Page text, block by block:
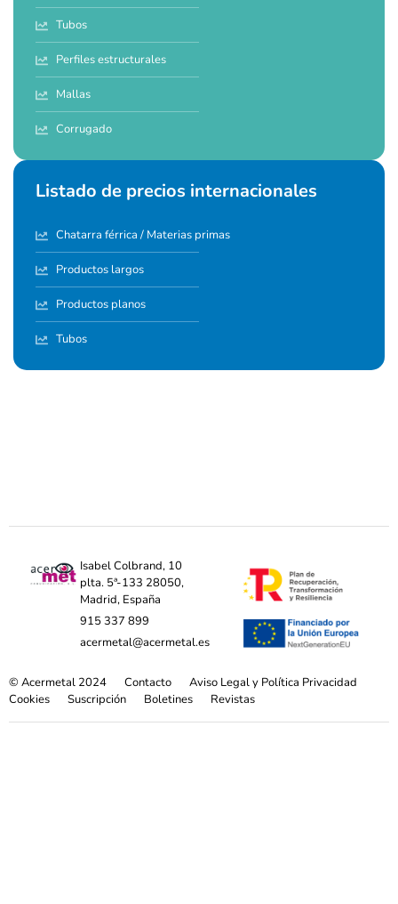
Tubos
Perfiles estructurales
Mallas
Corrugado
Listado de precios internacionales
Chatarra férrica / Materias primas
Productos largos
Productos planos
Tubos
Isabel Colbrand, 10
plta. 5ª-133 28050,
Madrid, España
915 337 899
acermetal@acermetal.es
© Acermetal 2024 Contacto
Aviso Legal y Política Privacidad
Cookies
Suscripción Boletines Revistas